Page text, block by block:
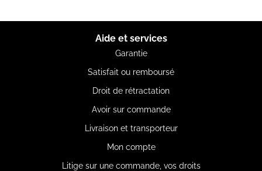
Aide et services
Garantie
Satisfait ou remboursé
Droit de rétractation
Avoir sur commande
Livraison et transporteur
Mon compte
Litige sur une commande, vos droits